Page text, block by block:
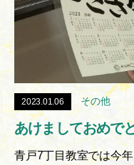
2023.01.06 その他
あけましておめで
青戸7丁目教室では今